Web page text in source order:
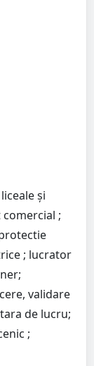
și
;
; lucrator
validare
de lucru;
;